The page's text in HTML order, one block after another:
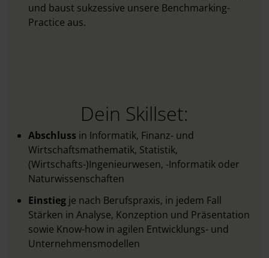
und baust sukzessive unsere Benchmarking-
Practice aus.
Dein Skillset:
Abschluss in Informatik, Finanz- und
Wirtschaftsmathematik, Statistik,
(Wirtschafts-)Ingenieurwesen, -Informatik oder
Naturwissenschaften
Einstieg je nach Berufspraxis, in jedem Fall
Stärken in Analyse, Konzeption und Präsentation
sowie Know-how in agilen Entwicklungs- und
Unternehmensmodellen